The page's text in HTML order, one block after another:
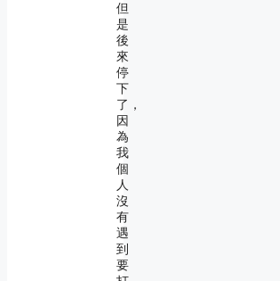
但
是
後
來
停
下
了，
因
為
我
個
人
沒
有
遇
到
要